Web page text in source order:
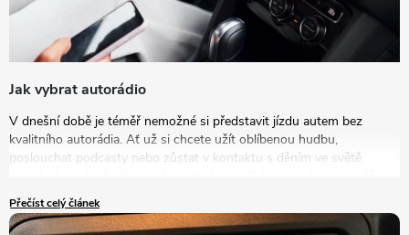
Jak vybrat autorádio
V dnešní době je téměř nemožné si představit jízdu autem bez
kvalitního autorádia. Ať už si chcete užít oblíbenou hudbu,
poslouchat podcasty nebo zůstat v kontaktu s děním ve světě
výrazně zlepšit vaše zážitky na cestách. V tomto článku se podrobně
podíváme na to, jak vybrat autorádio, které bude nejlépe vyhovovat
vašim potřebám a představám.
Přečíst celý článek